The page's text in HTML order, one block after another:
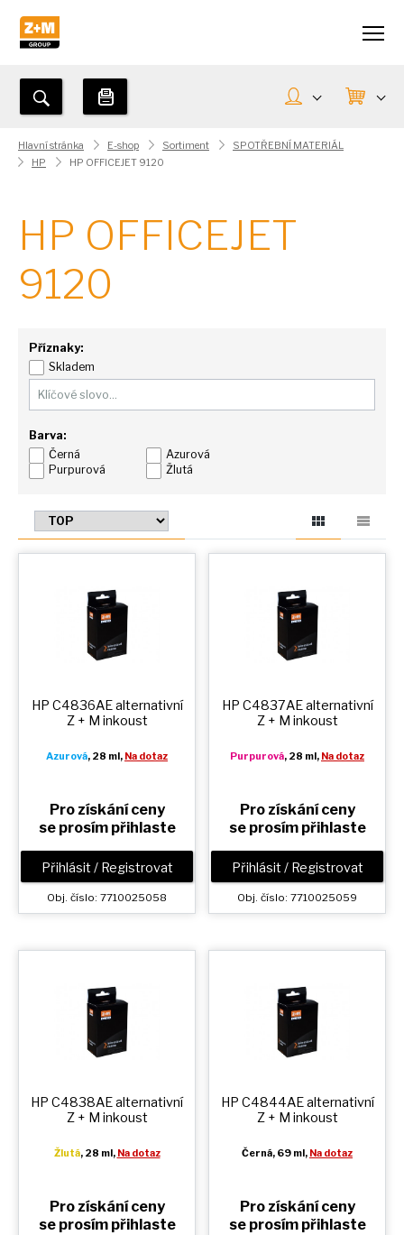
Hlavní stránka E-shop Sortiment
SPOTŘEBNÍ MATERIÁL
HP
HP OFFICEJET 9120
HP OFFICEJET
9120
Příznaky:
Skladem
Barva:
Černá
Azurová
Purpurová
Žlutá
HP C4836AE alternativní
Z + M inkoust
Azurová, 28 ml, Na dotaz
Pro získání ceny
se prosím přihlaste
Přihlásit / Registrovat
Obj. číslo: 7710025058
HP C4837AE alternativní
Z + M inkoust
Purpurová, 28 ml, Na dotaz
Pro získání ceny
se prosím přihlaste
Přihlásit / Registrovat
Obj. číslo: 7710025059
HP C4838AE alternativní
Z + M inkoust
Žlutá, 28 ml, Na dotaz
Pro získání ceny
se prosím přihlaste
HP C4844AE alternativní
Z + M inkoust
Černá, 69 ml, Na dotaz
Pro získání ceny
se prosím přihlaste